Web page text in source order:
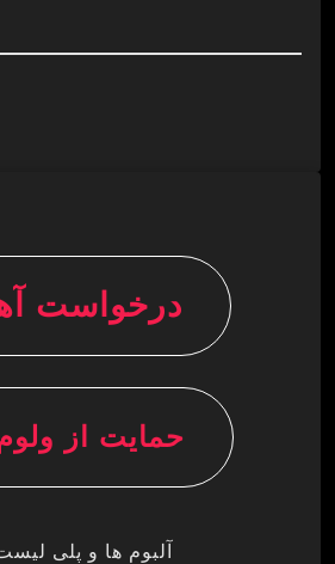
درخواست
حمایت از
آلبوم ها و پلی